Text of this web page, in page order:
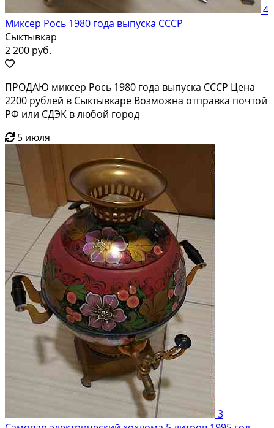
4
Миксер Рось 1980 года выпуска СССР
Сыктывкар
2 200 руб.
ПРОДАЮ миксер Рось 1980 года выпуска СССР Цена
2200 рублей в Сыктывкаре Возможна отправка почтой
РФ или СДЭК в любой город
5 июля
3